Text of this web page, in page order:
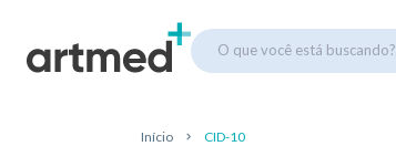
O que você está buscando?
Início CID-10